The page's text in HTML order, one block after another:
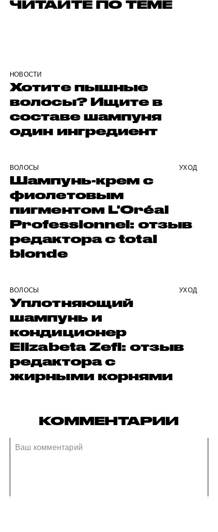
ЧИТАЙТЕ ПО ТЕМЕ
НОВОСТИ
Хотите пышные
волосы? Ищите в
составе шампуня
один ингредиент
ВОЛОСЫ УХОД
Шампунь-крем с
фиолетовым
пигментом L'Oréal
Professionnel: отзыв
редактора с total
blonde
ВОЛОСЫ УХОД
Уплотняющий
шампунь и
кондиционер
Elizabeta Zefi: отзыв
редактора с
жирными корнями
КОММЕНТАРИИ